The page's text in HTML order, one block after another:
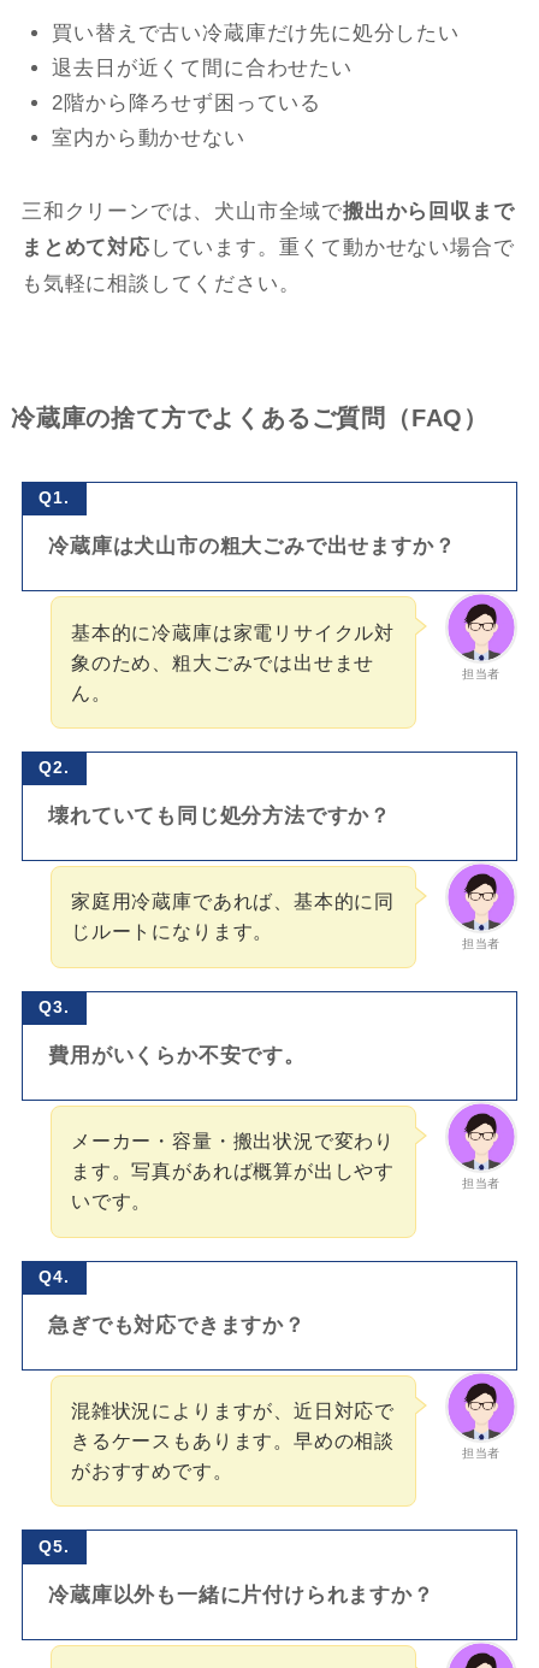
買い替えで古い冷蔵庫だけ先に処分したい
退去日が近くて間に合わせたい
2階から降ろせず困っている
室内から動かせない
三和クリーンでは、犬山市全域で搬出から回収まで
まとめて対応 しています。重くて動かせない場合で
も気軽に相談してください。
冷蔵庫の捨て方でよくあるご質問（FAQ）
Q1.
冷蔵庫は犬山市の粗大ごみで出せますか？
担当者
基本的に冷蔵庫は家電リサイクル対
象のため、粗大ごみでは出せませ
ん。
Q2.
壊れていても同じ処分方法ですか？
担当者
家庭用冷蔵庫であれば、基本的に同
じルートになります。
Q3.
費用がいくらか不安です。
担当者
メーカー・容量・搬出状況で変わり
ます。写真があれば概算が出しやす
いです。
Q4.
急ぎでも対応できますか？
担当者
混雑状況によりますが、近日対応で
きるケースもあります。早めの相談
がおすすめです。
Q5.
冷蔵庫以外も一緒に片付けられますか？